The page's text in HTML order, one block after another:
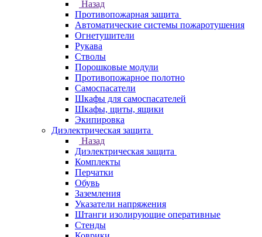
Назад
Противопожарная защита
Автоматические системы пожаротушения
Огнетушители
Рукава
Стволы
Порошковые модули
Противопожарное полотно
Самоспасатели
Шкафы для самоспасателей
Шкафы, щиты, ящики
Экипировка
Диэлектрическая защита
Назад
Диэлектрическая защита
Комплекты
Перчатки
Обувь
Заземления
Указатели напряжения
Штанги изолирующие оперативные
Стенды